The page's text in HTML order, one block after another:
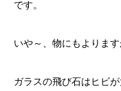
です。
いや～、物にもよりま
ガラスの飛び石はヒビ